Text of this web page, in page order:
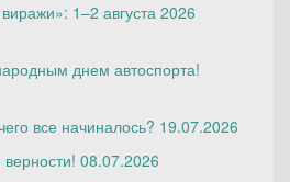
1–2 августа 2026
днем автоспорта!
все начиналось? 19.07.2026
08.07.2026